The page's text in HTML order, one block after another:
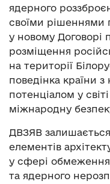
ядерного
своїми рішеннями
у новому
розміщення
на території
поведінка країни
потенціалом у
міжнародну
ДВЗЯВ
елементів
у сфері
та ядерного